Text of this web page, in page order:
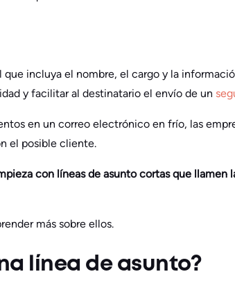
que incluya el nombre, el cargo y la
y facilitar al destinatario el envío de un
en un correo electrónico en frío, las
el posible cliente.
con líneas de asunto cortas que llamen
más sobre ellos.
línea de asunto?